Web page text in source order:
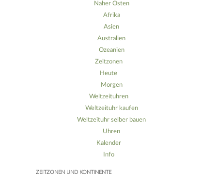
Naher Osten
Afrika
Asien
Australien
Ozeanien
Zeitzonen
Heute
Morgen
Weltzeituhren
Weltzeituhr kaufen
Weltzeituhr selber bauen
Uhren
Kalender
Info
ZEITZONEN UND KONTINENTE